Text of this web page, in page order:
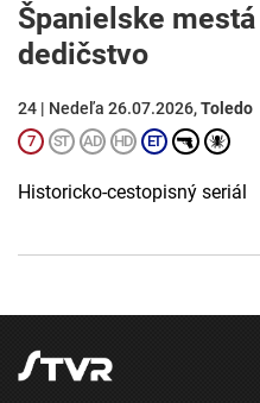
Španielske
dedičstvo
24 | Nedeľa 26.07.2026,Toledo
Historicko-cestopisný seriál